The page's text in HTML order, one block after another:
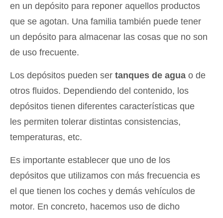
en un depósito para reponer aquellos productos
que se agotan. Una familia también puede tener
un depósito para almacenar las cosas que no son
de uso frecuente.
Los depósitos pueden ser tanques de agua o de
otros fluidos. Dependiendo del contenido, los
depósitos tienen diferentes características que
les permiten tolerar distintas consistencias,
temperaturas, etc.
Es importante establecer que uno de los
depósitos que utilizamos con más frecuencia es
el que tienen los coches y demás vehículos de
motor. En concreto, hacemos uso de dicho